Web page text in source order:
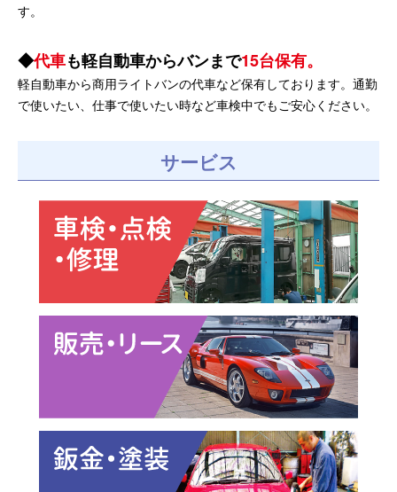
す。
代車も軽自動車からバンまで15台保有。
軽自動車から商用ライトバンの代車など保有しております。通勤
で使いたい、仕事で使いたい時など車検中でもご安心ください。
サービス